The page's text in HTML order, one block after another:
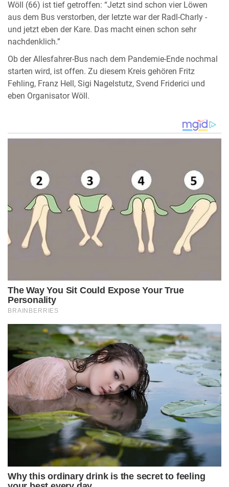
Wöll (66) ist tief getroffen: “Jetzt sind schon vier Löwen
aus dem Bus verstorben, der letzte war der Radl-Charly -
und jetzt eben der Kare. Das macht einen schon sehr
nachdenklich.”
Ob der Allesfahrer-Bus nach dem Pandemie-Ende nochmal
starten wird, ist offen. Zu diesem Kreis gehören Fritz
Fehling, Franz Hell, Sigi Nagelstutz, Svend Friderici und
eben Organisator Wöll.